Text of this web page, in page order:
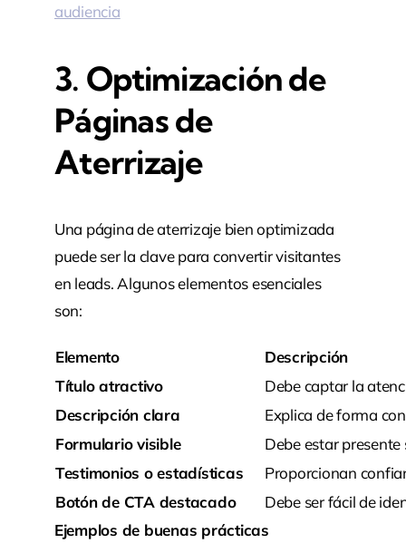
audiencia
3. Optimización de
Páginas de
Aterrizaje
Una página de aterrizaje bien optimizada
puede ser la clave para convertir visitantes
en leads. Algunos elementos esenciales
son:
Elemento
Descripción
Título atractivo
Debe captar la
Descripción clara
Explica de forma
Formulario visible
Debe estar
Testimonios o estadísticas
Proporcionan
Botón de CTA destacado
Debe ser fácil de
Ejemplos de buenas prácticas